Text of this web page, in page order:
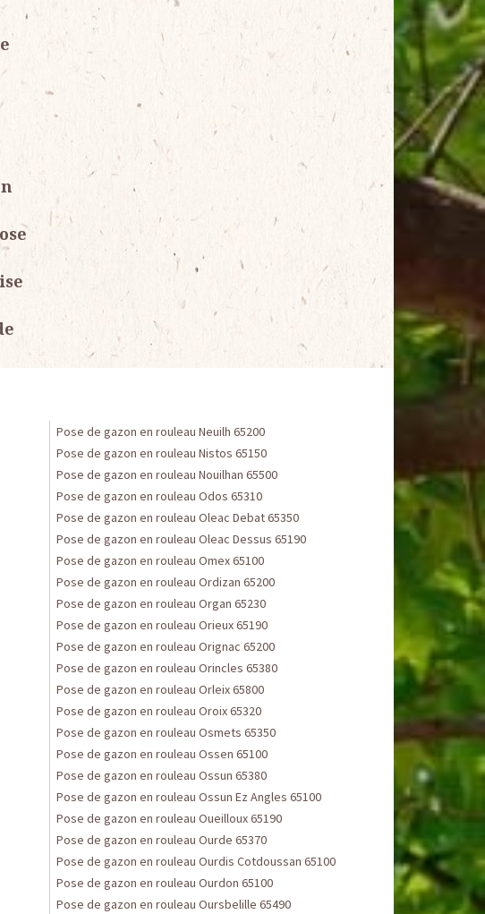
Pose de gazon en rouleau Neuilh 65200
Pose de gazon en rouleau Nistos 65150
Pose de gazon en rouleau Nouilhan 65500
Pose de gazon en rouleau Odos 65310
Pose de gazon en rouleau Oleac Debat 65350
Pose de gazon en rouleau Oleac Dessus 65190
Pose de gazon en rouleau Omex 65100
Pose de gazon en rouleau Ordizan 65200
Pose de gazon en rouleau Organ 65230
Pose de gazon en rouleau Orieux 65190
Pose de gazon en rouleau Orignac 65200
Pose de gazon en rouleau Orincles 65380
Pose de gazon en rouleau Orleix 65800
Pose de gazon en rouleau Oroix 65320
Pose de gazon en rouleau Osmets 65350
Pose de gazon en rouleau Ossen 65100
Pose de gazon en rouleau Ossun 65380
Pose de gazon en rouleau Ossun Ez Angles 65100
Pose de gazon en rouleau Oueilloux 65190
Pose de gazon en rouleau Ourde 65370
Pose de gazon en rouleau Ourdis Cotdoussan 65100
Pose de gazon en rouleau Ourdon 65100
Pose de gazon en rouleau Oursbelille 65490